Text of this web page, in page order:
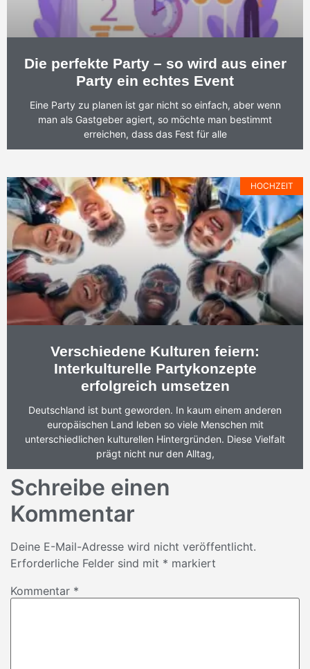
Die perfekte Party – so wird aus einer
Party ein echtes Event
Eine Party zu planen ist gar nicht so einfach, aber wenn
man als Gastgeber agiert, so möchte man bestimmt
erreichen, dass das Fest für alle
HOCHZEIT
Verschiedene Kulturen feiern:
Interkulturelle Partykonzepte
erfolgreich umsetzen
Deutschland ist bunt geworden. In kaum einem anderen
europäischen Land leben so viele Menschen mit
unterschiedlichen kulturellen Hintergründen. Diese Vielfalt
prägt nicht nur den Alltag,
Schreibe einen
Kommentar
Deine E-Mail-Adresse wird nicht veröffentlicht.
Erforderliche Felder sind mit * markiert
Kommentar *